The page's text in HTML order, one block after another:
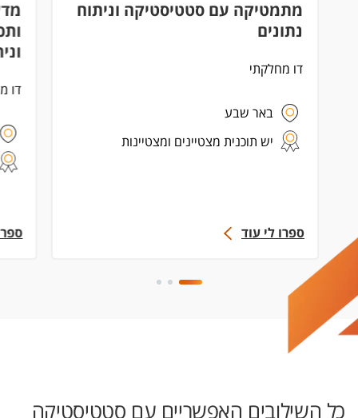
מתמטיקה עם סטטיסטיקה וניתוח
נתונים
דו מחלקתי
באר שבע
יש תוכנית מצטיינים ומצטיינות
ספרו לי עוד
דו
כל השילובים האפשריים עם סטטיסטיקה